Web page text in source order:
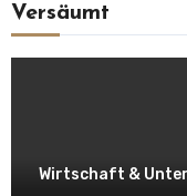
Versäumt
Wirtschaft &